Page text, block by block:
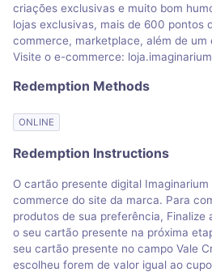
criações exclusivas e muito bom
lojas exclusivas, mais de 600 pontos
commerce, marketplace, além de
Visite o e-commerce:
Redemption Methods
ONLINE
Redemption Instructions
O cartão presente digital
commerce do site da marca. Para
produtos de sua preferência,
o seu cartão presente na próxima
seu cartão presente no campo Vale
escolheu forem de valor igual ao